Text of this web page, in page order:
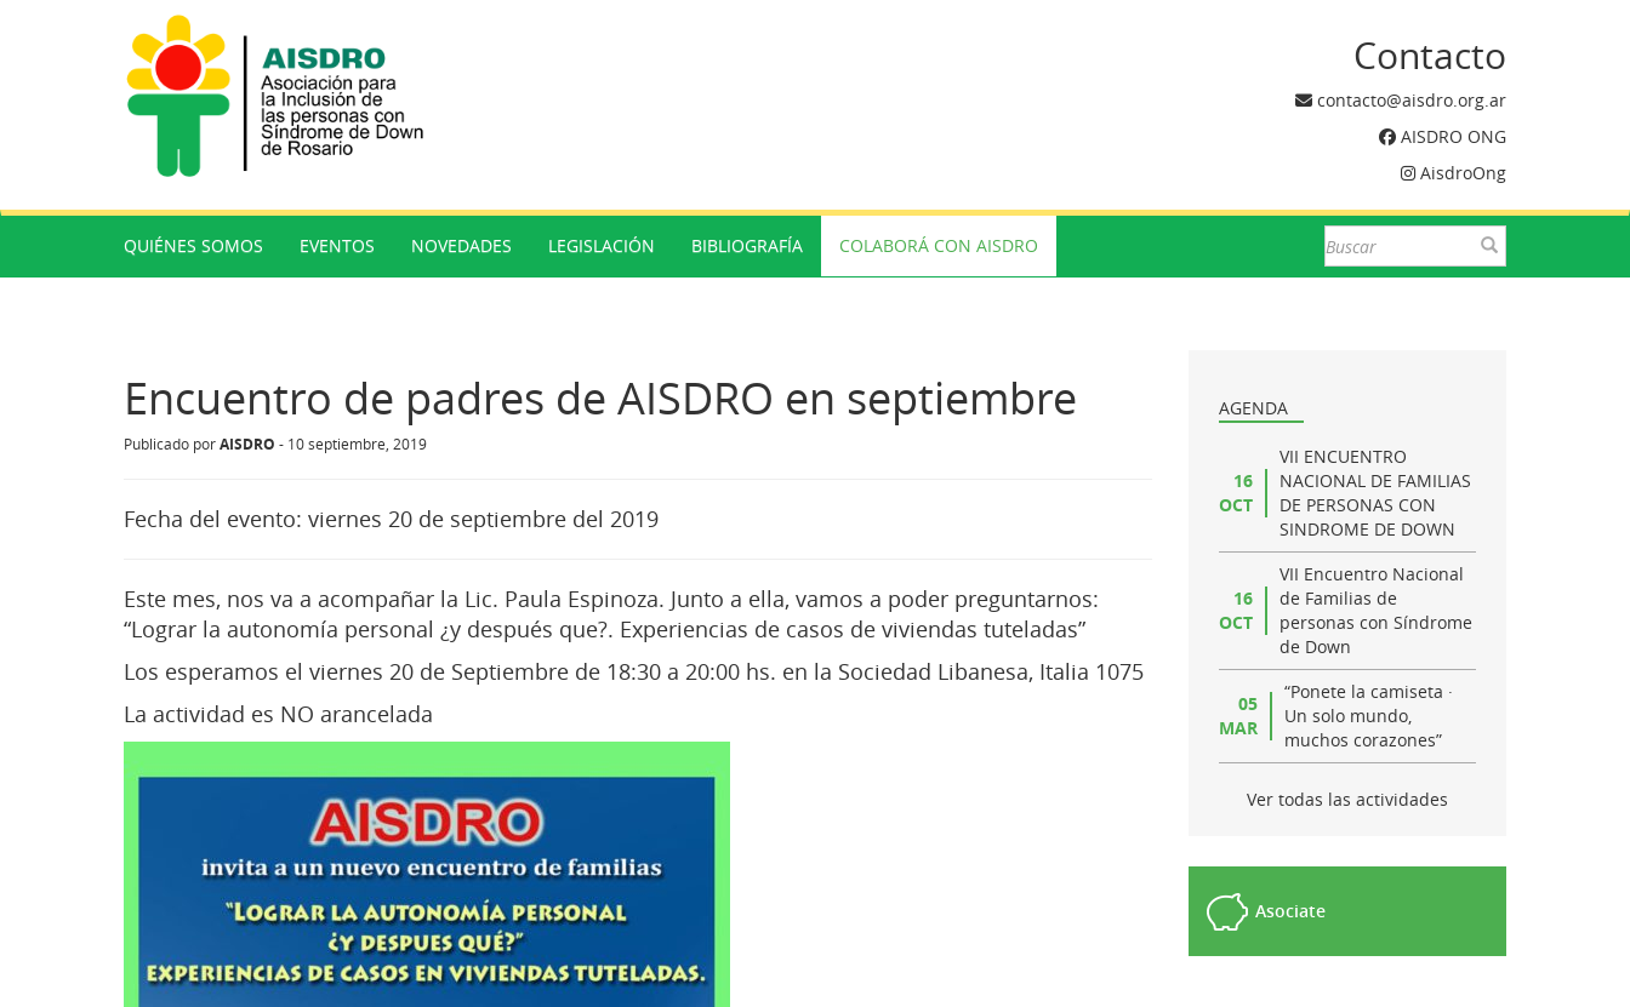
Contacto
contacto@aisdro.org.ar
AISDRO ONG
AisdroOng
QUIÉNES SOMOS EVENTOS NOVEDADES LEGISLACIÓN BIBLIOGRAFÍA COLABORÁ CON AISDRO
Encuentro de padres de AISDRO en septiembre
Publicado por AISDRO - 10 septiembre, 2019
Fecha del evento: viernes 20 de septiembre del 2019
Este mes, nos va a acompañar la Lic. Paula Espinoza. Junto a ella, vamos a poder preguntarnos:
“Lograr la autonomía personal ¿y después que?. Experiencias de casos de viviendas tuteladas”
Los esperamos el viernes 20 de Septiembre de 18:30 a 20:00 hs. en la Sociedad Libanesa, Italia 1075
La actividad es NO arancelada
AGENDA
16
OCT
VII ENCUENTRO
NACIONAL DE FAMILIAS
DE PERSONAS CON
SINDROME DE DOWN
16
OCT
VII Encuentro Nacional
de Familias de
personas con Síndrome
de Down
05
MAR
“Ponete la camiseta ·
Un solo mundo,
muchos corazones”
Ver todas las actividades
Asociate